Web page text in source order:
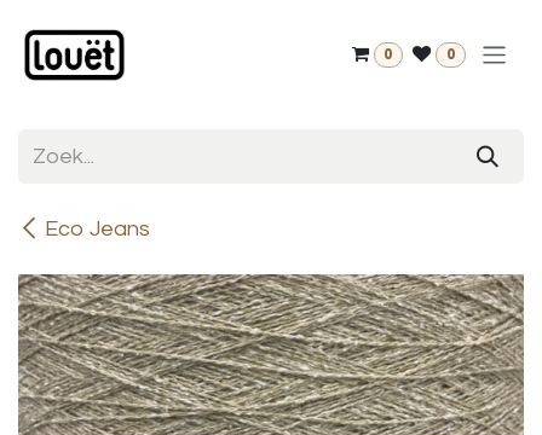
0 0
Eco Jeans